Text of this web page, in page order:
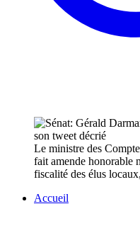
Le ministre des
fait amende honorable
fiscalité des élus
Accueil